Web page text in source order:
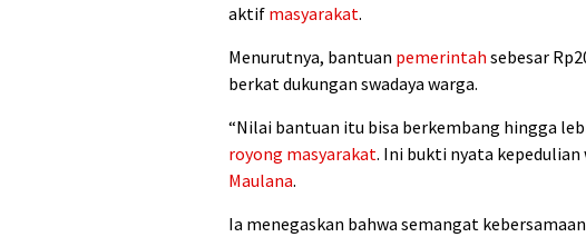
aktif masyarakat.
Menurutnya, bantuan pemerintah sebesar
berkat dukungan swadaya warga.
“Nilai bantuan itu bisa berkembang hingga
royong masyarakat. Ini bukti nyata kepedulian
Maulana.
Ia menegaskan bahwa semangat